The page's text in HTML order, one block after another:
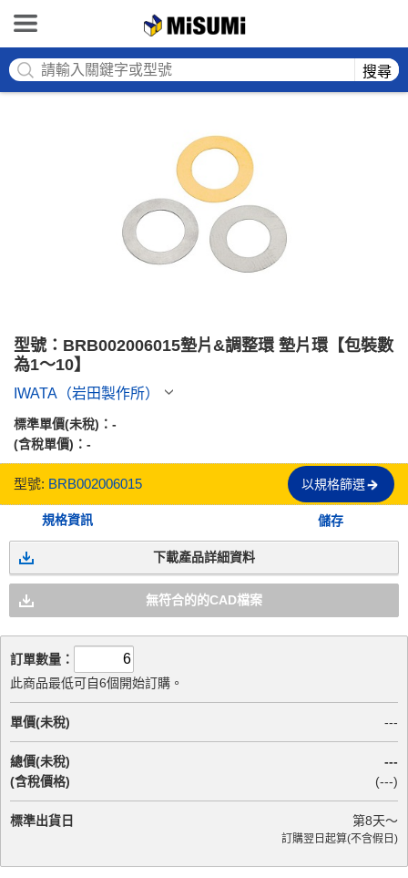
搜尋
型號：BRB002006015墊片&調整環 墊片環【包裝數
為1～10】
IWATA（岩田製作所）
標準單價(未稅)： -
(含稅單價)： -
型號: BRB002006015 以規格篩選
規格資訊 儲存
下載產品詳細資料
無符合的的CAD檔案
訂單數量：
此商品最低可自6個開始訂購。
單價(未稅) ---
總價(未稅)
(含稅價格)
---
(---)
標準出貨日 第8天～
訂購翌日起算(不含假日)